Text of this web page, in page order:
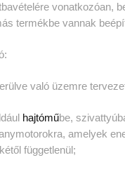
vonatkozóan,
termékbe vannak
való üzemre
hajtóműbe,
amelyek
függetlenül;